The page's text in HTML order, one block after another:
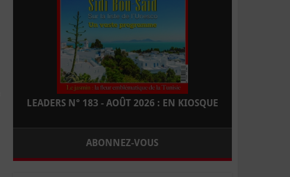
LEADERS N° 183 - AOÛT 2026 : EN KIOSQUE
ABONNEZ-VOUS